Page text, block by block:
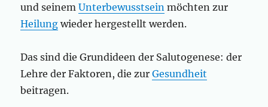
und seinemUnterbewusstsein möchten zur
Heilung wieder hergestellt werden.
Das sind die Grundideen der Salutogenese: der
Lehre der Faktoren, die zurGesundheit
beitragen.